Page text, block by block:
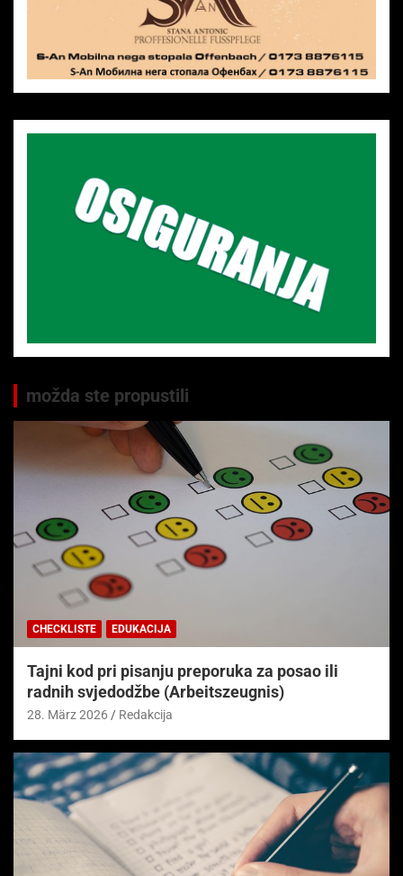
možda ste propustili
CHECKLISTE EDUKACIJA
Tajni kod pri pisanju preporuka za posao ili
radnih svjedodžbe (Arbeitszeugnis)
28. März 2026 Redakcija